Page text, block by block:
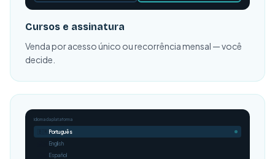
Cursos e assinatura
Venda por acesso único ou recorrência mensal — você
decide.
Idioma da plataforma
Português
English
Español